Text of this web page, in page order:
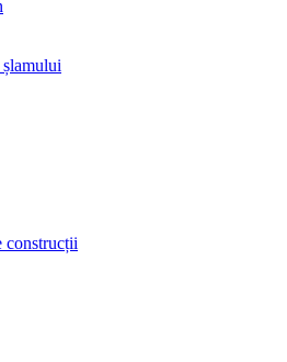
construcții